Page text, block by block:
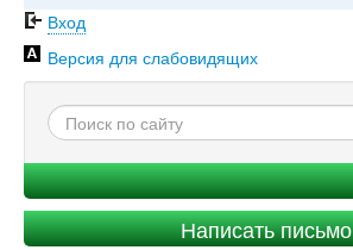
Вход
Версия для слабовидящих
Написать письмо